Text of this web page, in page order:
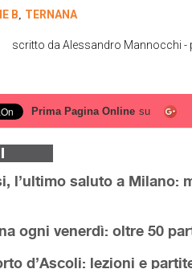
B, TERNANA
scritto da Alessandro Mannocchi -
Prima Pagina Online su
l’ultimo saluto a Milano:
ogni venerdì: oltre 50
d’Ascoli: lezioni e